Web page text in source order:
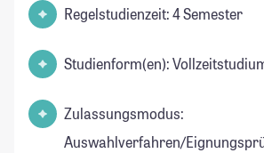
Regelstudienzeit: 4 Semester
Studienform(en):
Zulassungsmodus:
Auswahlverfahren/